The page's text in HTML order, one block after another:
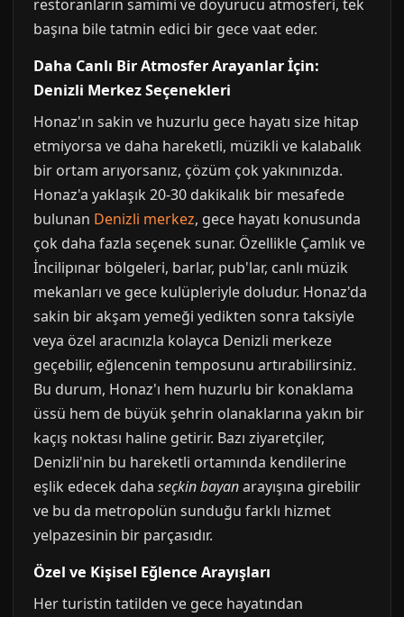
restoranların samimi ve doyurucu atmosferi, tek
başına bile tatmin edici bir gece vaat eder.
Daha Canlı Bir Atmosfer Arayanlar İçin:
Denizli Merkez Seçenekleri
Honaz'ın sakin ve huzurlu gece hayatı size hitap
etmiyorsa ve daha hareketli, müzikli ve kalabalık
bir ortam arıyorsanız, çözüm çok yakınınızda.
Honaz'a yaklaşık 20-30 dakikalık bir mesafede
bulunan Denizli merkez, gece hayatı konusunda
çok daha fazla seçenek sunar. Özellikle Çamlık ve
İncilipınar bölgeleri, barlar, pub'lar, canlı müzik
mekanları ve gece kulüpleriyle doludur. Honaz'da
sakin bir akşam yemeği yedikten sonra taksiyle
veya özel aracınızla kolayca Denizli merkeze
geçebilir, eğlencenin temposunu artırabilirsiniz.
Bu durum, Honaz'ı hem huzurlu bir konaklama
üssü hem de büyük şehrin olanaklarına yakın bir
kaçış noktası haline getirir. Bazı ziyaretçiler,
Denizli'nin bu hareketli ortamında kendilerine
eşlik edecek daha seçkin bayanarayışına girebilir
ve bu da metropolün sunduğu farklı hizmet
yelpazesinin bir parçasıdır.
Özel ve Kişisel Eğlence Arayışları
Her turistin tatilden ve gece hayatından